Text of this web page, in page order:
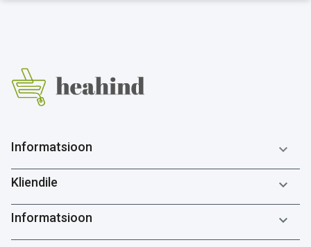
Informatsioon 
Kliendile 
Informatsioon 